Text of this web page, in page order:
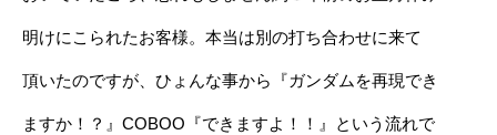
明けにこられたお客様。本当は別の打ち合わせに来て
頂いたのですが、ひょんな事から『ガンダムを再現でき
ますか！？』COBOO『できますよ！！』という流れで